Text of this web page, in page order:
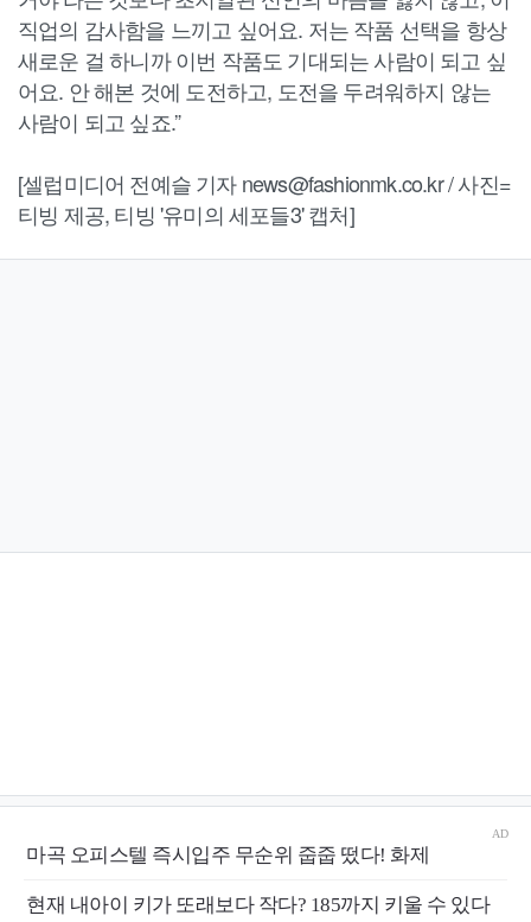
직업의 감사함을 느끼고 싶어요. 저는 작품 선택을 항상
새로운 걸 하니까 이번 작품도 기대되는 사람이 되고 싶
어요. 안 해본 것에 도전하고, 도전을 두려워하지 않는
사람이 되고 싶죠.”
[셀럽미디어 전예슬 기자 news@fashionmk.co.kr / 사진=
티빙 제공, 티빙 '유미의 세포들3' 캡처]